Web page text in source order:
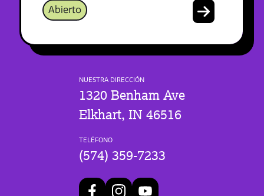
Abierto
NUESTRA DIRECCIÓN
1320 Benham Ave
Elkhart, IN 46516
TELÉFONO
(574) 359-7233